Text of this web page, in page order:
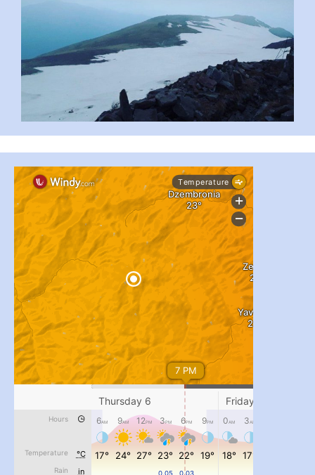
...
pimrec_project
#PipIvanToday
#PipIvanWeather
 ...